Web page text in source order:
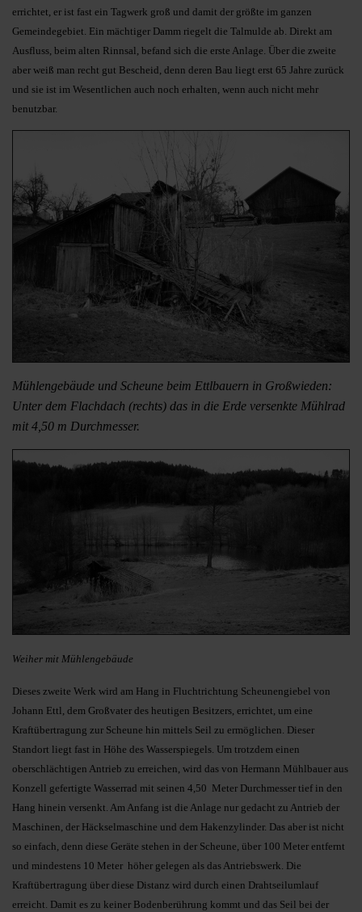
errichtet, er ist fast ein Tagwerk groß und damit der größte im ganzen
Gemeindegebiet. Ein mächtiger Damm riegelt die Talmulde ab. Direkt am
Ausfluss, beim alten Rinnsal, befand sich die erste Anlage. Über die zweite
aber weiß man recht gut Bescheid, denn deren Bau liegt erst 65 Jahre zurück
und sie ist im Wesentlichen auch noch erhalten, wenn auch nicht mehr
benutzbar.
Mühlengebäude und Scheune beim Ettlbauern in Großwieden:
Unter dem Flachdach (rechts) das in die Erde versenkte Mühlrad
mit 4,50 m Durchmesser.
Weiher mit Mühlengebäude
Dieses zweite Werk wird am Hang in Fluchtrichtung Scheunengiebel von
Johann Ettl, dem Großvater des heutigen Besitzers, errichtet, um eine
Kraftübertragung zur Scheune hin mittels Seil zu ermöglichen. Dieser
Standort liegt fast in Höhe des Wasserspiegels. Um trotzdem einen
oberschlächtigen Antrieb zu erreichen, wird das von Hermann Mühlbauer aus
Konzell gefertigte Wasserrad mit seinen 4,50 Meter Durchmesser tief in den
Hang hinein versenkt. Am Anfang ist die Anlage nur gedacht zu Antrieb der
Maschinen, der Häckselmaschine und dem Hakenzylinder. Das aber ist nicht
so einfach, denn diese Geräte stehen in der Scheune, über 100 Meter entfernt
und mindestens 10 Meter höher gelegen als das Antriebswerk. Die
Kraftübertragung über diese Distanz wird durch einen Drahtseilumlauf
erreicht. Damit es zu keiner Bodenberührung kommt und das Seil bei der